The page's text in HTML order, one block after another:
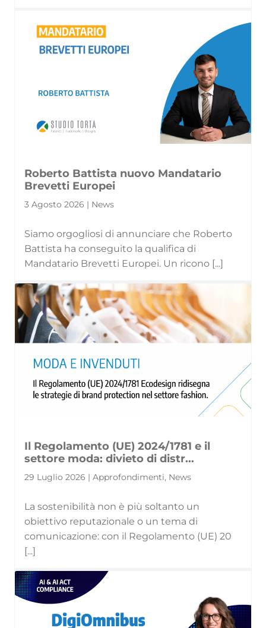
Roberto Battista nuovo Mandatario
Brevetti Europei
3 Agosto 2026 | News
Siamo orgogliosi di annunciare che Roberto
Battista ha conseguito la qualifica di
Mandatario Brevetti Europei. Un ricono [...]
Il Regolamento (UE) 2024/1781 e il
settore moda: divieto di distr...
29 Luglio 2026 | Approfondimenti, News
La sostenibilità non è più soltanto un
obiettivo reputazionale o un tema di
comunicazione: con il Regolamento (UE) 20
[...]